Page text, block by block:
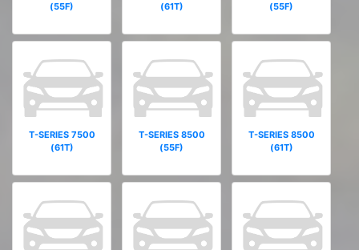
(55F)
(61T)
(55F)
T-SERIES 7500
(61T)
T-SERIES 8500
(55F)
T-SERIES 8500
(61T)